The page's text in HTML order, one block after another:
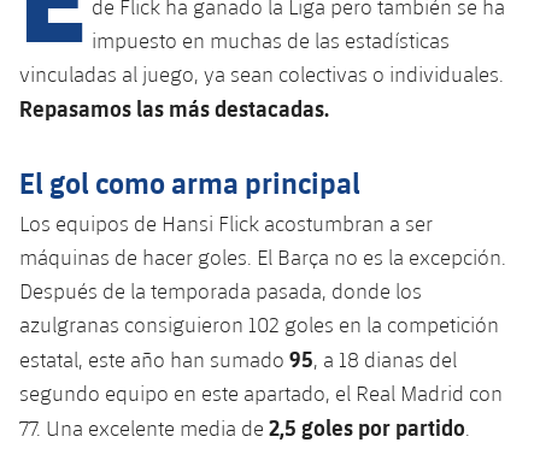
plusicon
más
Palau Blaugrana
Estadi Johan Cruyff
Barça Cafe
plusicon
más
SUB13
SUB12
SUB11 B
SUB10 A
SUB10 B
SUB9 A
SUB13 B
SUB12 C
SUB11 C
Entradas
Gameday Shows
Resultados
Clasificación
Jugadores
Fotos
Historia
Base
Barça Atlètic
Cadete A
Cadete B
Infantil B
Mini
Campus Verano
PLUSICON
Actualidad
Calendario
Entradas
Resultados
Clasificaciones
plusicon
más
Actualidad
Calendario
Resultados
Base
plusicon
más
Actualidad
Juvenil
PLUSICON
MÁS
Primer equipo
plusicon
de Flick ha ganado la Liga pero también se ha
impuesto en muchas de las estadísticas
vinculadas al juego, ya sean colectivas o individuales.
Repasamos las más destacadas.
El gol como arma principal
Los equipos de Hansi Flick acostumbran a ser
máquinas de hacer goles. El Barça no es la excepción.
Después de la temporada pasada, donde los
azulgranas consiguieron 102 goles en la competición
estatal, este año han sumado 95, a 18 dianas del
segundo equipo en este apartado, el Real Madrid con
77. Una excelente media de 2,5 goles por partido